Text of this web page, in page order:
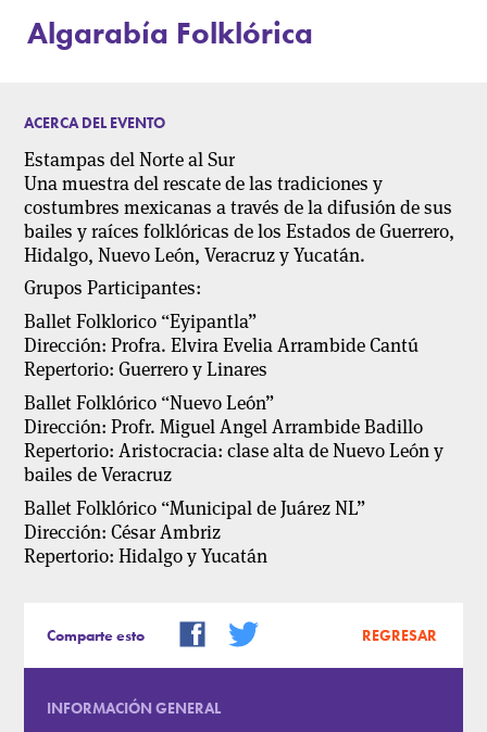
Algarabía Folklórica
ACERCA DEL EVENTO
Estampas del Norte al Sur
Una muestra del rescate de las tradiciones y
costumbres mexicanas a través de la difusión de sus
bailes y raíces folklóricas de los Estados de Guerrero,
Hidalgo, Nuevo León, Veracruz y Yucatán.
Grupos Participantes:
Ballet Folklorico “Eyipantla”
Dirección: Profra. Elvira Evelia Arrambide Cantú
Repertorio: Guerrero y Linares
Ballet Folklórico “Nuevo León”
Dirección: Profr. Miguel Angel Arrambide Badillo
Repertorio: Aristocracia: clase alta de Nuevo León y
bailes de Veracruz
Ballet Folklórico “Municipal de Juárez NL”
Dirección: César Ambriz
Repertorio: Hidalgo y Yucatán
Comparte esto REGRESAR
INFORMACIÓN GENERAL